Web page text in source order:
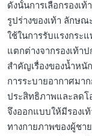
ดังนั้นการเลือกรองเ
รูปร่างของเท้า ลักษณ
ใช้ในการรับแรงกระ
แตกต่างจากรองเท้า
สำคัญเรื่องของน้ำหนั
การระบายอากาศมา
ประสิทธิภาพและลดโ
จึงออกแบบให้มีรองเ
ทางกายภาพของผู้ช